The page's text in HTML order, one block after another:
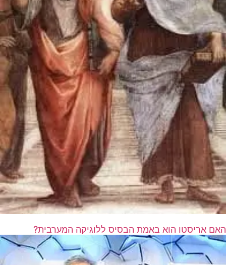
האם אריסטו הוא באמת הבסיס ללוגיקה המערבית?